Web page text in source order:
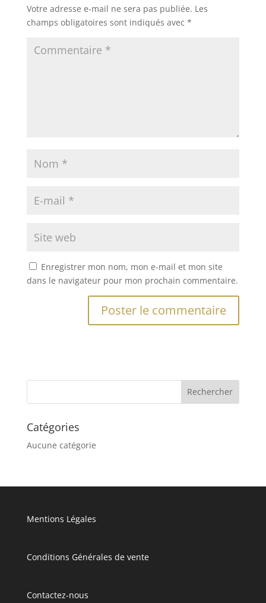
Votre adresse e-mail ne sera pas publiée. Les
champs obligatoires sont indiqués avec *
Enregistrer mon nom, mon e-mail et mon site
dans le navigateur pour mon prochain commentaire.
Catégories
Aucune catégorie
Mentions Légales
Conditions Générales de vente
Contactez-nous